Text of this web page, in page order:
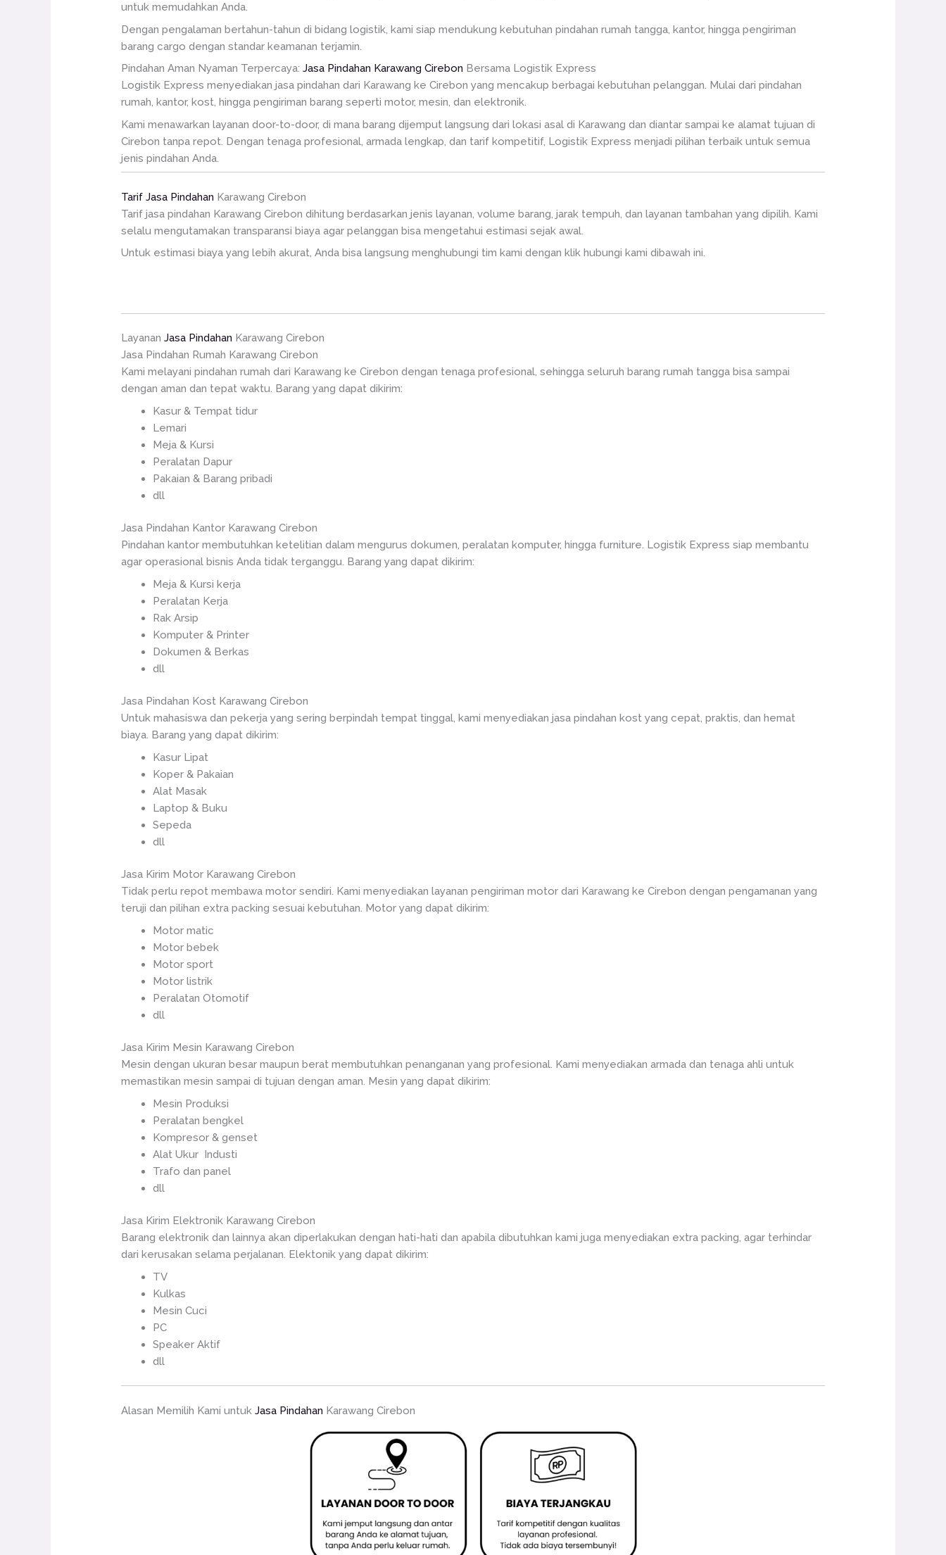
untuk memudahkan Anda.
Dengan pengalaman bertahun-tahun di bidang logistik, kami siap mendukung kebutuhan pindahan rumah tangga, kantor, hingga pengiriman
barang cargo dengan standar keamanan terjamin.
Pindahan Aman Nyaman Terpercaya:Jasa Pindahan Karawang Cirebon Bersama Logistik Express
Logistik Express menyediakan jasa pindahan dari Karawang ke Cirebon yang mencakup berbagai kebutuhan pelanggan. Mulai dari pindahan
rumah, kantor, kost, hingga pengiriman barang seperti motor, mesin, dan elektronik.
Kami menawarkan layanan door-to-door, di mana barang dijemput langsung dari lokasi asal di Karawang dan diantar sampai ke alamat tujuan di
Cirebon tanpa repot. Dengan tenaga profesional, armada lengkap, dan tarif kompetitif, Logistik Express menjadi pilihan terbaik untuk semua
jenis pindahan Anda.
Tarif Jasa Pindahan Karawang Cirebon
Tarif jasa pindahan Karawang Cirebon dihitung berdasarkan jenis layanan, volume barang, jarak tempuh, dan layanan tambahan yang dipilih. Kami
selalu mengutamakan transparansi biaya agar pelanggan bisa mengetahui estimasi sejak awal.
Untuk estimasi biaya yang lebih akurat, Anda bisa langsung menghubungi tim kami dengan klik hubungi kami dibawah ini.
LayananJasa Pindahan Karawang Cirebon
Jasa Pindahan Rumah Karawang Cirebon
Kami melayani pindahan rumah dari Karawang ke Cirebon dengan tenaga profesional, sehingga seluruh barang rumah tangga bisa sampai
dengan aman dan tepat waktu. Barang yang dapat dikirim:
Kasur & Tempat tidur
Lemari
Meja & Kursi
Peralatan Dapur
Pakaian & Barang pribadi
dll
Jasa Pindahan Kantor Karawang Cirebon
Pindahan kantor membutuhkan ketelitian dalam mengurus dokumen, peralatan komputer, hingga furniture. Logistik Express siap membantu
agar operasional bisnis Anda tidak terganggu. Barang yang dapat dikirim:
Meja & Kursi kerja
Peralatan Kerja
Rak Arsip
Komputer & Printer
Dokumen & Berkas
dll
Jasa Pindahan Kost Karawang Cirebon
Untuk mahasiswa dan pekerja yang sering berpindah tempat tinggal, kami menyediakan jasa pindahan kost yang cepat, praktis, dan hemat
biaya. Barang yang dapat dikirim:
Kasur Lipat
Koper & Pakaian
Alat Masak
Laptop & Buku
Sepeda
dll
Jasa Kirim Motor Karawang Cirebon
Tidak perlu repot membawa motor sendiri. Kami menyediakan layanan pengiriman motor dari Karawang ke Cirebon dengan pengamanan yang
teruji dan pilihan extra packing sesuai kebutuhan. Motor yang dapat dikirim:
Motor matic
Motor bebek
Motor sport
Motor listrik
Peralatan Otomotif
dll
Jasa Kirim Mesin Karawang Cirebon
Mesin dengan ukuran besar maupun berat membutuhkan penanganan yang profesional. Kami menyediakan armada dan tenaga ahli untuk
memastikan mesin sampai di tujuan dengan aman. Mesin yang dapat dikirim:
Mesin Produksi
Peralatan bengkel
Kompresor & genset
Alat Ukur Industi
Trafo dan panel
dll
Jasa Kirim Elektronik Karawang Cirebon
Barang elektronik dan lainnya akan diperlakukan dengan hati-hati dan apabila dibutuhkan kami juga menyediakan extra packing, agar terhindar
dari kerusakan selama perjalanan. Elektonik yang dapat dikirim:
TV
Kulkas
Mesin Cuci
PC
Speaker Aktif
dll
Alasan Memilih Kami untukJasa Pindahan Karawang Cirebon